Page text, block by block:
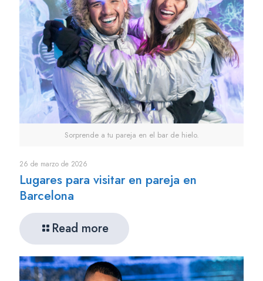
Sorprende a tu pareja en el bar de hielo.
26 de marzo de 2026
Lugares para visitar en pareja en
Barcelona
Read more